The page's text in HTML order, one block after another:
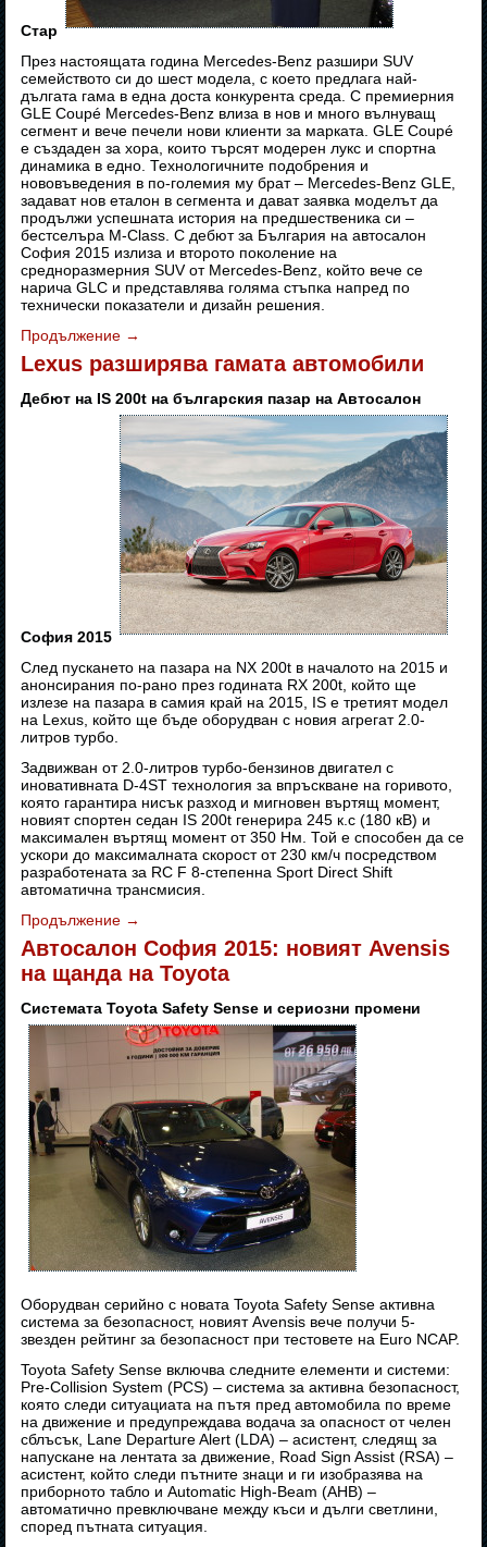
Стар
През настоящата година Mercedes-Benz разшири SUV
семейството си до шест модела, с което предлага най-
дългата гама в една доста конкурента среда. С премиерния
GLE Coupé Mercedes-Benz влиза в нов и много вълнуващ
сегмент и вече печели нови клиенти за марката. GLE Coupé
e създаден за хора, които търсят модерен лукс и спортна
динамика в едно. Технологичните подобрения и
нововъведения в по-големия му брат – Mercedes-Benz GLE,
задават нов еталон в сегмента и дават заявка моделът да
продължи успешната история на предшественика си –
бестселъра M-Class. С дебют за България на автосалон
София 2015 излиза и второто поколение на
средноразмерния SUV от Mercedes-Benz, който вече се
нарича GLC и представлява голяма стъпка напред по
технически показатели и дизайн решения.
Продължение →
Lexus разширява гамата автомобили
Дебют на IS 200t на българския пазар на Автосалон
София 2015
След пускането на пазара на NX 200t в началото на 2015 и
анонсирания по-рано през годината RX 200t, който ще
излезе на пазара в самия край на 2015, IS е третият модел
на Lexus, който ще бъде оборудван с новия агрегат 2.0-
литров турбо.
Задвижван от 2.0-литров турбо-бензинов двигател с
иновативната D-4ST технология за впръскване на горивото,
която гарантира нисък разход и мигновен въртящ момент,
новият спортен седан IS 200t генерира 245 к.с (180 кВ) и
максимален въртящ момент от 350 Нм. Той е способен да се
ускори до максималната скорост от 230 км/ч посредством
разработената за RC F 8-степенна Sport Direct Shift
автоматична трансмисия.
Продължение →
Автосалон София 2015: новият Avensis
на щанда на Toyota
Системата Toyota Safety Sense и сериозни промени
Оборудван серийно с новата Toyota Safety Sense активна
система за безопасност, новият Avensis вече получи 5-
звезден рейтинг за безопасност при тестовете на Euro NCAP.
Toyota Safety Sense включва следните елементи и системи:
Pre-Collision System (PCS) – система за активна безопасност,
която следи ситуациата на пътя пред автомобила по време
на движение и предупреждава водача за опасност от челен
сблъсък, Lane Departure Alert (LDA) – асистент, следящ за
напускане на лентата за движение, Road Sign Assist (RSA) –
асистент, който следи пътните знаци и ги изобразява на
приборното табло и Automatic High-Beam (AHB) –
автоматично превключване между къси и дълги светлини,
според пътната ситуация.